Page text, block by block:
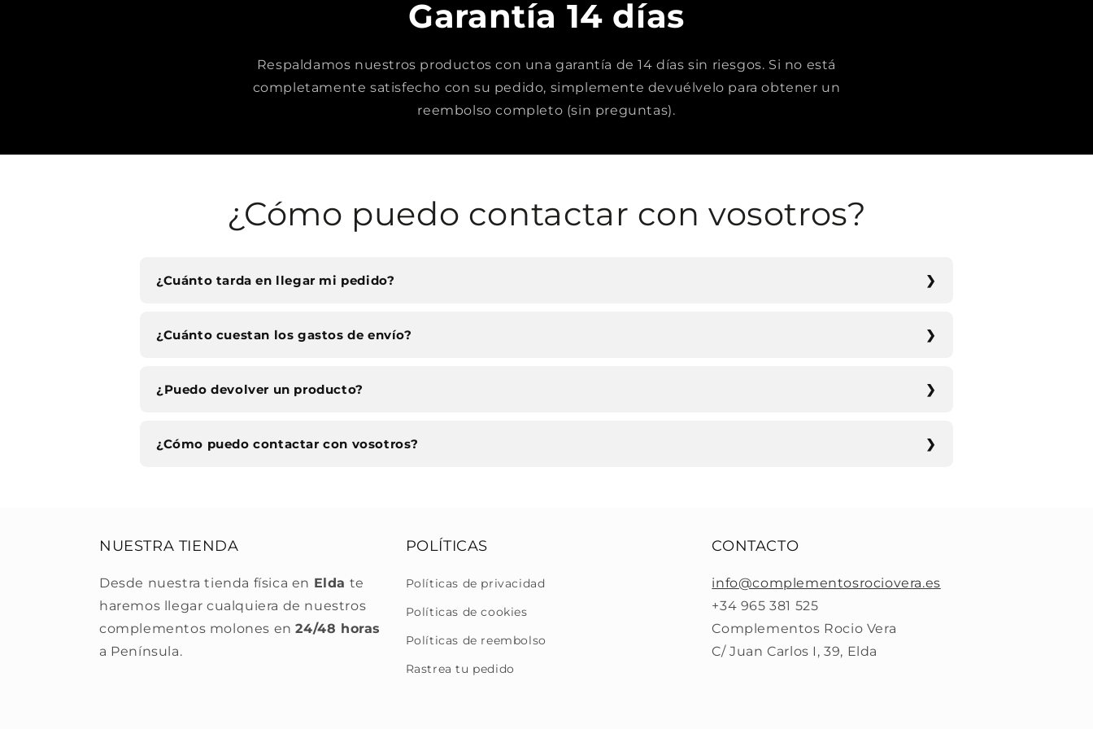
Garantía 14 días
Respaldamos nuestros productos con una garantía de 14 días sin riesgos. Si no está
completamente satisfecho con su pedido, simplemente devuélvelo para obtener un
reembolso completo (sin preguntas).
¿Cómo puedo contactar con vosotros?
¿Cuánto tarda en llegar mi pedido?
¿Cuánto cuestan los gastos de envío?
¿Puedo devolver un producto?
¿Cómo puedo contactar con vosotros?
NUESTRA TIENDA
Desde nuestra tienda física en Elda te
haremos llegar cualquiera de nuestros
complementos molones en24/48 horas
a Península.
POLÍTICAS
Políticas de privacidad
Políticas de cookies
Políticas de reembolso
Rastrea tu pedido
CONTACTO
info@complementosrociovera.es
+34 965 381 525
Complementos Rocio Vera
C/ Juan Carlos I, 39, Elda